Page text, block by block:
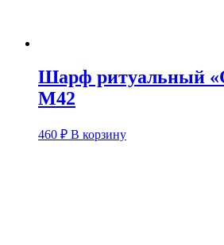
Шарф ритуальный
М42
460 ₽ В корзину